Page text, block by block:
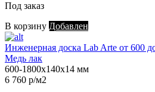
Под заказ
В корзину Добавлен
Инженерная доска Lab Arte от 600
Медь лак
600-1800х140х14 мм
6 760 р/м2